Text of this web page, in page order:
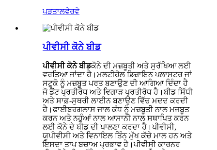
ਪੜਤਾਲਵੇਰਵੇ
ਪੀਵੀਸੀ ਕੋਨੇ ਬੀਡ
ਪੀਵੀਸੀ ਕੋਨੇ ਬੀਡਕੋਨੇ ਦੀ ਮਜ਼ਬੂਤੀ ਅਤੇ ਸੁਰੱਖਿਆ ਲਈ
ਵਰਤਿਆ ਜਾਂਦਾ ਹੈ।ਮਲਟੀਹੋਲ ਡਿਜ਼ਾਇਨ ਪਲਾਸਟਰ ਜਾਂ
ਸਟੁਕੋ ਨੂੰ ਮਜ਼ਬੂਤ ​​ਪਰਤ ਬਣਾਉਣ ਦੀ ਆਗਿਆ ਦਿੰਦਾ ਹੈ
ਜੋ ਡੈਂਟ ਪ੍ਰਤੀਰੋਧ ਅਤੇ ਵਿਗਾੜ ਪ੍ਰਤੀਰੋਧ ਹੈ।ਬੀਡ ਸਿੱਧੀ
ਅਤੇ ਸਾਫ਼-ਸੁਥਰੀ ਲਾਈਨ ਬਣਾਉਣ ਵਿੱਚ ਮਦਦ ਕਰਦੀ
ਹੈ।ਫਾਈਬਰਗਲਾਸ ਜਾਲ ਕੰਧ ਨੂੰ ਮਜ਼ਬੂਤੀ ਨਾਲ ਮਜਬੂਤ
ਕਰਨ ਅਤੇ ਨਹੁੰਆਂ ਨਾਲ ਆਸਾਨੀ ਨਾਲ ਸਥਾਪਿਤ ਕਰਨ
ਲਈ ਕੋਨੇ ਦੇ ਬੀਡ ਦੀ ਪਾਲਣਾ ਕਰਦਾ ਹੈ।ਪੀਵੀਸੀ,
ਯੂਪੀਵੀਸੀ ਅਤੇ ਵਿਨਾਇਲ ਤਿੰਨ ਮੁੱਖ ਕੱਚੇ ਮਾਲ ਹਨ ਅਤੇ
ਇਸਦਾ ਤਾਪ ਬਚਾਅ ਪ੍ਰਭਾਵ ਹੈ।ਪੀਵੀਸੀ ਕਾਰਨਰ